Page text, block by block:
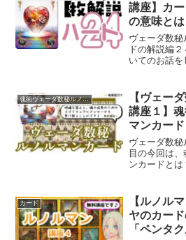
講座】カ
の意味とは
ヴェーダ数
ドの解説編
いてのお話を
魂術ヴェーダ数秘ルノルマンカード
【ヴェー
講座１】
マンカー
ヴェーダ数秘
目の今回は
ンカードと
カード
【ルノル
ヤのカー
「ペンタ